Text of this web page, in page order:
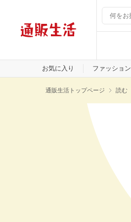
バ
ル
メ
お気に入り ファッション
通販生活トップページ 読む